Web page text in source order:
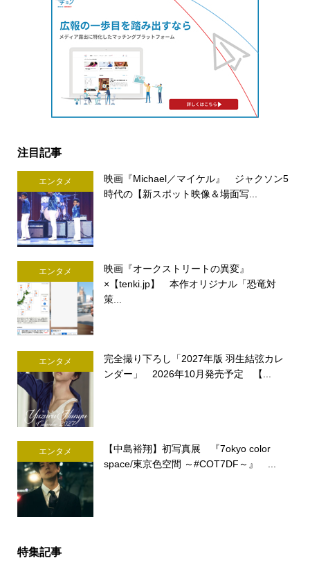
注目記事
エンタメ
映画『Michael／マイケル』 ジャクソン5
時代の【新スポット映像＆場面写...
エンタメ
映画『オークストリートの異変』
×【tenki.jp】 本作オリジナル「恐竜対
策...
エンタメ
完全撮り下ろし「2027年版 羽生結弦カレ
ンダー」 2026年10月発売予定 【...
エンタメ
【中島裕翔】初写真展 『7okyo color
space/東京色空間 ～#COT7DF～』 ...
特集記事